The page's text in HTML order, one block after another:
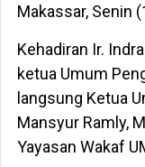
Makassar, Senin
Kehadiran Ir.
ketua Umum
langsung Ketua
Mansyur Ramly,
Yayasan Wakaf